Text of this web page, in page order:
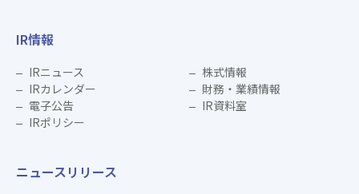
IR情報
IRニュース
株式情報
IRカレンダー
財務・業績情報
電子公告
IR資料室
IRポリシー
ニュースリリース